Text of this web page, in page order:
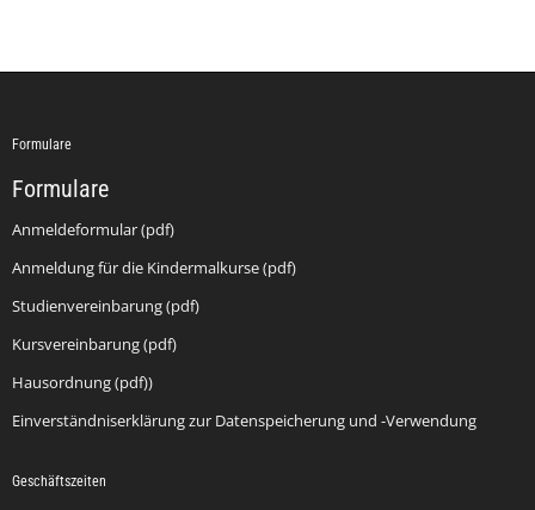
Formulare
Formulare
Anmeldeformular (pdf)
Anmeldung für die Kindermalkurse (pdf)
Studienvereinbarung (pdf)
Kursvereinbarung (pdf)
Hausordnung (pdf))
Einverständniserklärung zur Datenspeicherung und -Verwendung
Geschäftszeiten